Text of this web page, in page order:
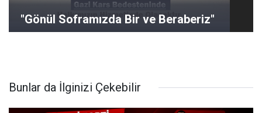
"Gönül Soframızda Bir ve Beraberiz"
Bunlar da İlginizi Çekebilir